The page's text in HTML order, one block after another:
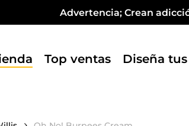
Advertencia; Crean
Fabricados en España
Top ventas Diseña